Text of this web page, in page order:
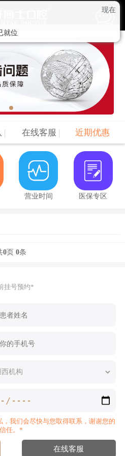
| 在线客服 | 近期优惠
营业时间 医保专区
0页 0条
挂号预约*
我们会尽快与您取得联系，谢谢您的
信任。*
在线客服
现在
就位